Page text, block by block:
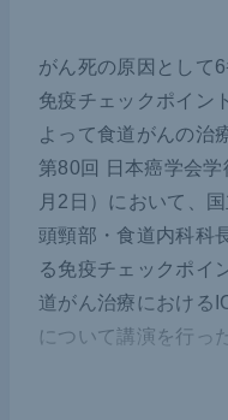
がん死の原因として
免疫チェックポイン
よって食道がんの治
第80回 日本癌学会
月2日）において、
頭頸部・食道内科科
る免疫チェックポイ
道がん治療における
について講演を行っ